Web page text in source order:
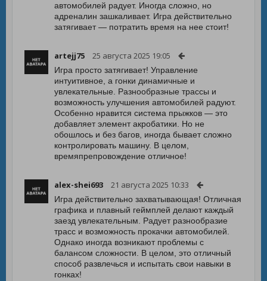
автомобилей радует. Иногда сложно, но
адреналин зашкаливает. Игра действительно
затягивает — потратить время на нее стоит!
artejj75 25 августа 2025 19:05
Игра просто затягивает! Управление
интуитивное, а гонки динамичные и
увлекательные. Разнообразные трассы и
возможность улучшения автомобилей радуют.
Особенно нравится система прыжков — это
добавляет элемент акробатики. Но не
обошлось и без багов, иногда бывает сложно
контролировать машину. В целом,
времяпрепровождение отличное!
alex-shei693 21 августа 2025 10:33
Игра действительно захватывающая! Отличная
графика и плавный геймплей делают каждый
заезд увлекательным. Радует разнообразие
трасс и возможность прокачки автомобилей.
Однако иногда возникают проблемы с
балансом сложности. В целом, это отличный
способ развлечься и испытать свои навыки в
гонках!